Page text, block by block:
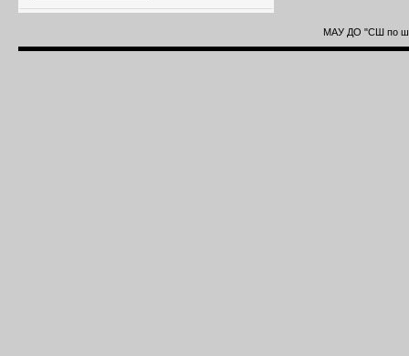
МАУ ДО "СШ по